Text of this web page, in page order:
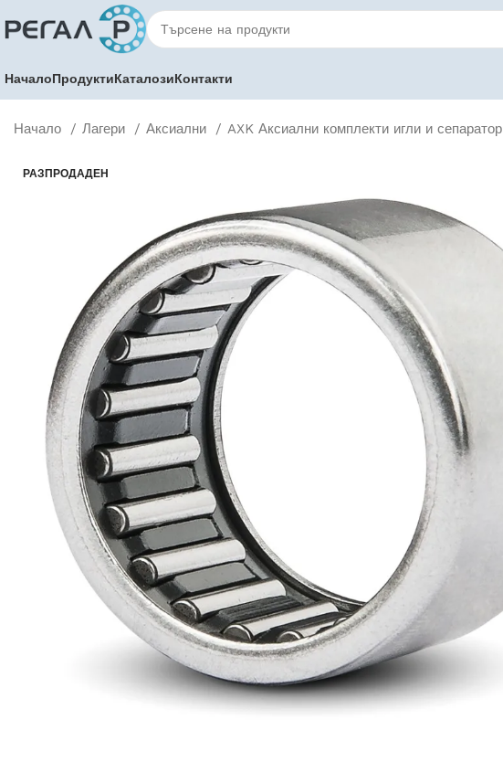
НачалоПродуктиКаталозиКонтакти
Начало Лагери Аксиални AXK Аксиални комплекти игли и сепаратор
РАЗПРОДАДЕН